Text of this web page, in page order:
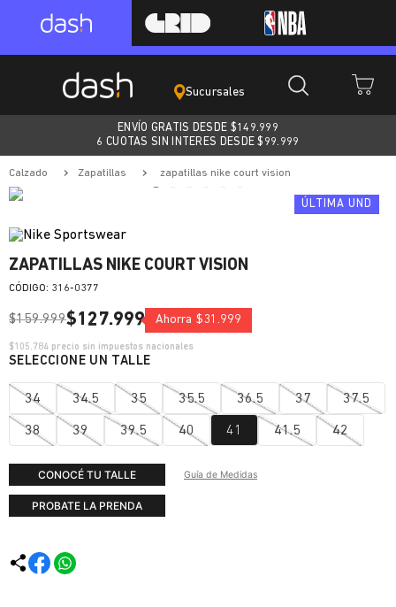
Sucursales
ENVÍO GRATIS DESDE $149.999
6 CUOTAS SIN INTERES DESDE $99.999
calzado zapatillas zapatillas nike court vision
ZAPATILLAS NIKE COURT VISION
: 316-0377
$159.999$127.999 Ahorra $31 .999
$105.784 precio sin impuestos nacionales
34 34.5 35 35.5 36.5 37 37.5
38 39 39.5 40 41 41.5 42
CONOCÉ TU TALLE Guía de Medidas
PROBATE LA PRENDA